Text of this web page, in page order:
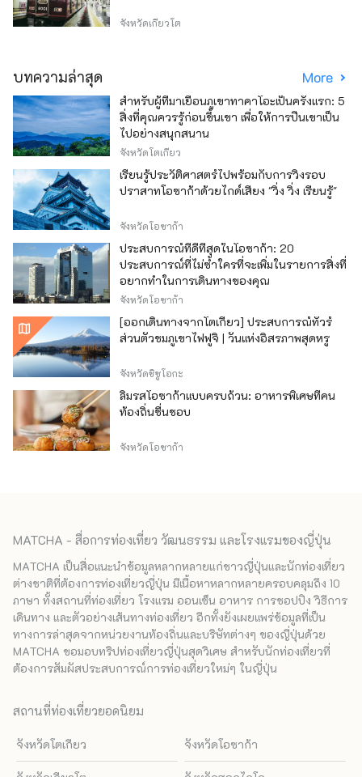
จังหวัดเกียวโต
บทความล่าสุด More
สำหรับผู้ที่มาเยือนภูเขาทาคาโอะเป็นครั้งแรก: 5
สิ่งที่คุณควรรู้ก่อนขึ้นเขา เพื่อให้การปีนเขาเป็น
ไปอย่างสนุกสนาน
จังหวัดโตเกียว
เรียนรู้ประวัติศาสตร์ไปพร้อมกับการวิ่งรอบ
ปราสาทโอซาก้าด้วยไกด์เสียง "วิ่ง วิ่ง เรียนรู้"
จังหวัดโอซาก้า
ประสบการณ์ที่ดีที่สุดในโอซาก้า: 20
ประสบการณ์ที่ไม่ซ้ำใครที่จะเพิ่มในรายการสิ่งที่
อยากทำในการเดินทางของคุณ
จังหวัดโอซาก้า
[ออกเดินทางจากโตเกียว] ประสบการณ์ทัวร์
ส่วนตัวชมภูเขาไฟฟูจิ | วันแห่งอิสรภาพสุดหรู
จังหวัดชิซูโอกะ
ลิ้มรสโอซาก้าแบบครบถ้วน: อาหารพิเศษที่คน
ท้องถิ่นชื่นชอบ
จังหวัดโอซาก้า
MATCHA - สื่อการท่องเที่ยว วัฒนธรรม และโรงแรมของญี่ปุ่น
MATCHA เป็นสื่อแนะนำข้อมูลหลากหลายแก่ชาวญี่ปุ่นและนักท่องเที่ยว
ต่างชาติที่ต้องการท่องเที่ยวญี่ปุ่น มีเนื้อหาหลากหลายครอบคลุมถึง 10
ภาษา ทั้งสถานที่ท่องเที่ยว โรงแรม ออนเซ็น อาหาร การชอปปิง วิธีการ
เดินทาง และตัวอย่างเส้นทางท่องเที่ยว อีกทั้งยังเผยแพร่ข้อมูลที่เป็น
ทางการล่าสุดจากหน่วยงานท้องถิ่นและบริษัทต่างๆ ของญี่ปุ่นด้วย
MATCHA ขอมอบทริปท่องเที่ยวญี่ปุ่นสุดวิเศษ สำหรับนักท่องเที่ยวที่
ต้องการสัมผัสประสบการณ์การท่องเที่ยวใหม่ๆ ในญี่ปุ่น
สถานที่ท่องเที่ยวยอดนิยม
จังหวัดโตเกียว จังหวัดโอซาก้า